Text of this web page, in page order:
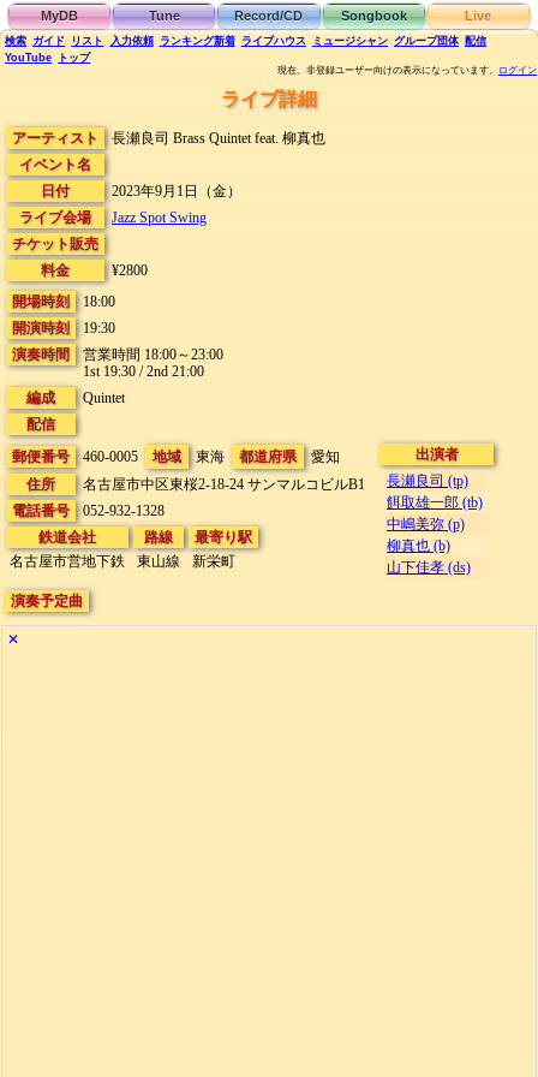
MyDB Tune Record/CD Songbook Live
検索 ガイド リスト 入力依頼 ランキング新着 ライブハウス ミュージシャン グループ団体 配信
YouTube
トップ
現在、非登録ユーザー向けの表示になっています。 ログイン
ライブ詳細
アーティスト
長瀬良司 Brass Quintet feat. 柳真也
イベント名
日付
2023年9月1日（金）
ライブ会場
Jazz Spot Swing
チケット販売
料金
¥2800
開場時刻
18:00
開演時刻
19:30
演奏時間
営業時間 18:00～23:00
1st 19:30 / 2nd 21:00
編成
Quintet
配信
郵便番号
460-0005 地域 東海 都道府県
愛知
住所
名古屋市中区東桜2-18-24 サンマルコビルB1
電話番号
052-932-1328
鉄道会社
名古屋市営地下鉄
路線
東山線
最寄り駅
新栄町
出演者
長瀬良司 (tp)
餌取雄一郎 (tb)
中嶋美弥 (p)
柳真也 (b)
山下佳孝 (ds)
演奏予定曲
✕